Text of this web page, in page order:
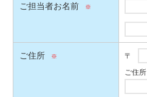
ご担当者お名前
ご住所 〒
ご住所